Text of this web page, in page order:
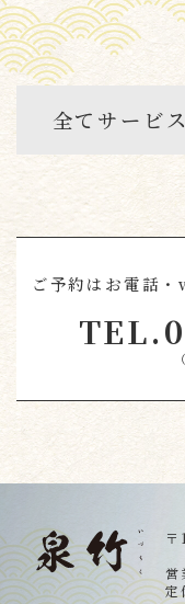
全てサービ
ご予約はお電話
TEL.
営
定